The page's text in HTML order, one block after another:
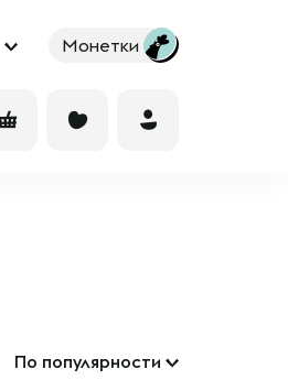
Монетки
По популярности